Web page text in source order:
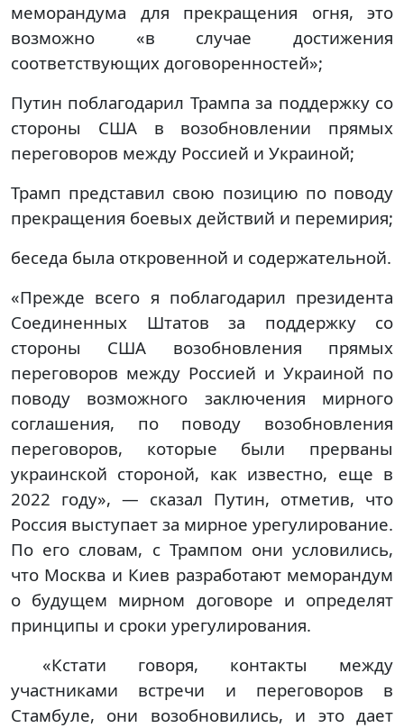
меморандума для прекращения огня, это
возможно «в случае достижения
соответствующих договоренностей»;
Путин поблагодарил Трампа за поддержку со
стороны США в возобновлении прямых
переговоров между Россией и Украиной;
Трамп представил свою позицию по поводу
прекращения боевых действий и перемирия;
беседа была откровенной и содержательной.
«Прежде всего я поблагодарил президента
Соединенных Штатов за поддержку со
стороны США возобновления прямых
переговоров между Россией и Украиной по
поводу возможного заключения мирного
соглашения, по поводу возобновления
переговоров, которые были прерваны
украинской стороной, как известно, еще в
2022 году», — сказал Путин, отметив, что
Россия выступает за мирное урегулирование.
По его словам, с Трампом они условились,
что Москва и Киев разработают меморандум
о будущем мирном договоре и определят
принципы и сроки урегулирования.
«Кстати говоря, контакты между
участниками встречи и переговоров в
Стамбуле, они возобновились, и это дает